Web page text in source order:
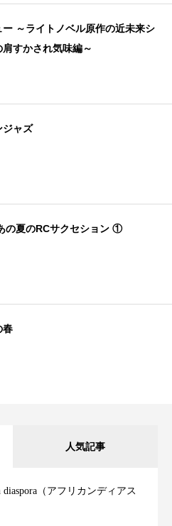
ー ～ライトノベル原作の近未来シ
肩すかされ気味編～
ジャズ
の夏のRCサクセション ①
春
人気記事
diaspora（アフリカンディアス